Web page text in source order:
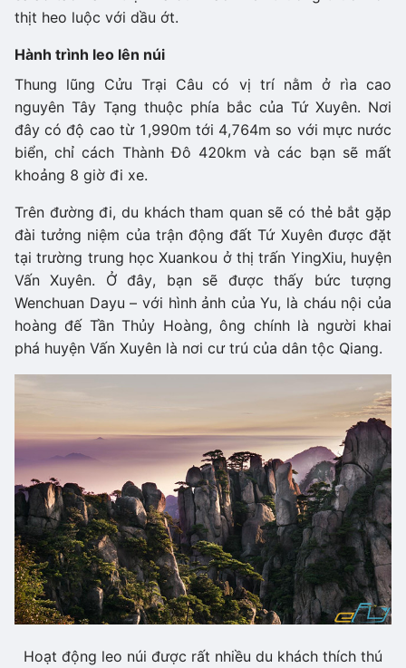
thịt heo luộc với dầu ớt.
Hành trình leo lên núi
Thung lũng Cửu Trại Câu có vị trí nằm ở rìa cao
nguyên Tây Tạng thuộc phía bắc của Tứ Xuyên. Nơi
đây có độ cao từ 1,990m tới 4,764m so với mực nước
biển, chỉ cách Thành Đô 420km và các bạn sẽ mất
khoảng 8 giờ đi xe.
Trên đường đi, du khách tham quan sẽ có thẻ bắt gặp
đài tưởng niệm của trận động đất Tứ Xuyên được đặt
tại trường trung học Xuankou ở thị trấn YingXiu, huyện
Vấn Xuyên. Ở đây, bạn sẽ được thấy bức tượng
Wenchuan Dayu – với hình ảnh của Yu, là cháu nội của
hoàng đế Tần Thủy Hoàng, ông chính là người khai
phá huyện Vấn Xuyên là nơi cư trú của dân tộc Qiang.
Hoạt động leo núi được rất nhiều du khách thích thú